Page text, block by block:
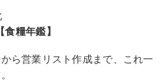
糧年鑑】
ら営業リスト作成まで、これ一